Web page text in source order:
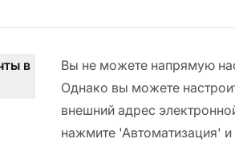
в
Вы не можете напрямую
Однако вы можете
внешний адрес
нажмите 'Автоматизация'